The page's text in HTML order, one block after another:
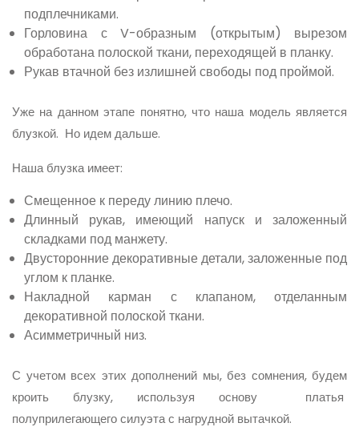
подплечниками.
Горловина с V-образным (открытым) вырезом
обработана полоской ткани, переходящей в планку.
Рукав втачной без излишней свободы под проймой.
Уже на данном этапе понятно, что наша модель является
блузкой. Но идем дальше.
Наша блузка имеет:
Смещенное к переду линию плечо.
Длинный рукав, имеющий напуск и заложенный
складками под манжету.
Двусторонние декоративные детали, заложенные под
углом к планке.
Накладной карман с клапаном, отделанным
декоративной полоской ткани.
Асимметричный низ.
С учетом всех этих дополнений мы, без сомнения, будем
кроить блузку, используя основу платья
полуприлегающего силуэта с нагрудной вытачкой.